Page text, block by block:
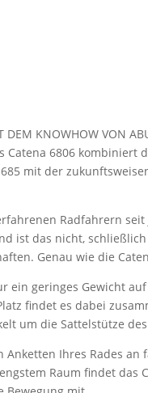
DEM KNOWHOW VON
6806 kombiniert
mit der
Radfahrern
ist das nicht,
Genau wie die
ein geringes Gewicht
findet es dabei
um die Sattelstütze
Ihres Rades an
Raum findet das